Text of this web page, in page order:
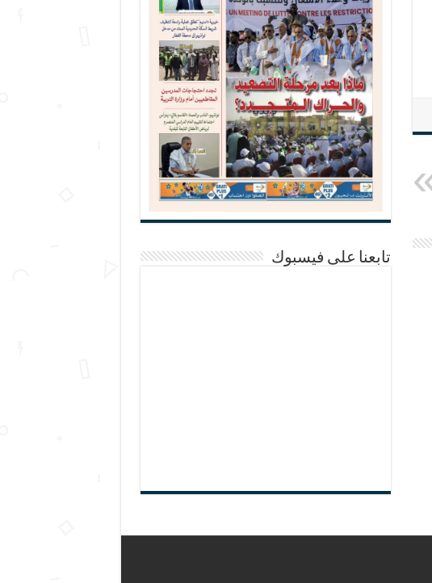
تابعنا على فيسبوك